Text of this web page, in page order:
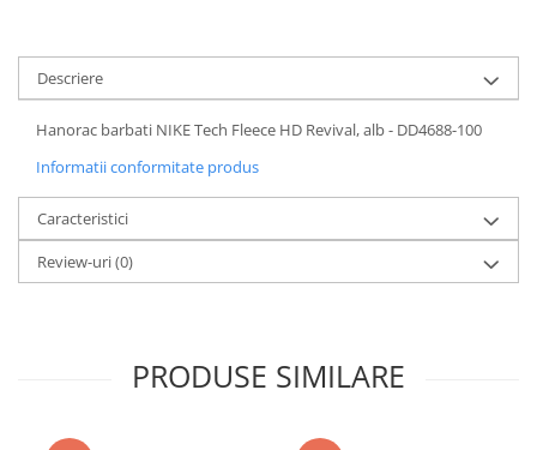
Descriere
Hanorac barbati NIKE Tech Fleece HD Revival, alb - DD4688-100
Informatii conformitate produs
Caracteristici
Review-uri(0)
PRODUSE SIMILARE